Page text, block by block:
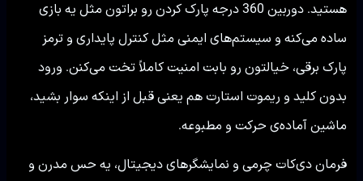
هستید. دوربین 360 درجه پارک کردن رو براتون مثل یه بازی
ساده می‌کنه و سیستم‌های ایمنی مثل کنترل پایداری و ترمز
پارک برقی، خیالتون رو بابت امنیت کاملاً تخت می‌کنن. ورود
بدون کلید و ریموت استارت هم یعنی قبل از اینکه سوار بشید،
ماشین آماده‌ی حرکت و مطبوعه.
فرمان دی‌کات چرمی و نمایشگرهای دیجیتال، یه حس مدرن و